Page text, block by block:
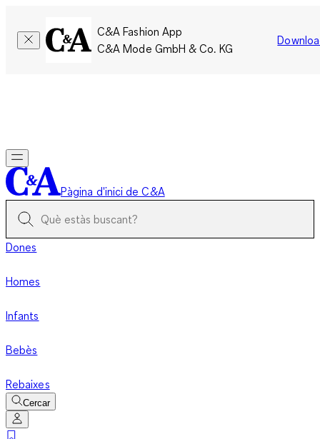
C&A Fashion App
C&A Mode GmbH & Co. KG
Pàgina d'inici de C&A
Dones
Homes
Infants
Bebès
Rebaixes
Cercar